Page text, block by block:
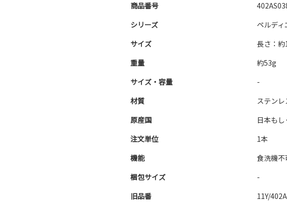
商品番号
シリーズ
ペルディ
サイズ
長さ：
重量
約53g
サイズ・容量
-
材質
ステンレ
原産国
日本も
注文単位
1本
機能
食洗機不
梱包サイズ
-
旧品番
11Y/